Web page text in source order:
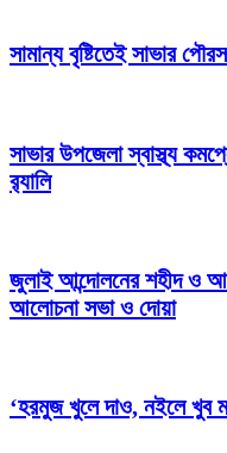
সামান্য বৃষ্টিতেই সাভার
সাভার উপজেলা স্বাস্থ্য
র‍্যালি
জুলাই আন্দোলনের শহীদ ও
আলোচনা সভা ও দোয়া
‘হরমুজ খুলে দাও, নইলে খুব